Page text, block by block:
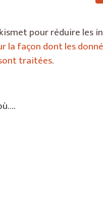
pour réduire les
la façon dont les
traitées.